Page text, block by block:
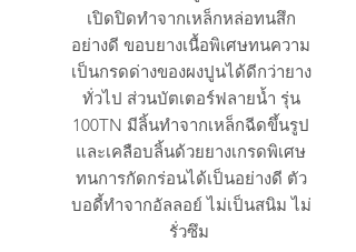
เปิดปิดทำจากเหล็กหล่อทนสึก
อย่างดี ขอบยางเนื้อพิเศษทนความ
เป็นกรดด่างของผงปูนได้ดีกว่ายาง
ทั่วไป ส่วนบัตเตอร์ฟลายน้ำ รุ่น
100TN มีลิ้นทำจากเหล็กฉีดขึ้นรูป
และเคลือบลิ้นด้วยยางเกรดพิเศษ
ทนการกัดกร่อนได้เป็นอย่างดี ตัว
บอดี้ทำจากอัลลอย์ ไม่เป็นสนิม ไม่
รั่วซึม